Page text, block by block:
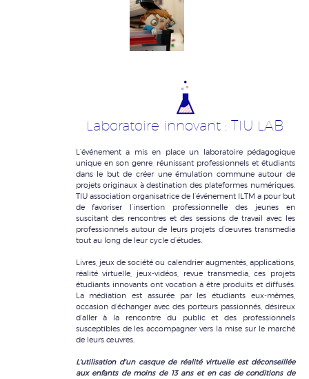
Laboratoire innovant : TIU LAB
L’événement a mis en place un laboratoire pédagogique
unique en son genre, réunissant professionnels et étudiants
dans le but de créer une émulation commune autour de
projets originaux à destination des plateformes numériques.
TIU association organisatrice de l’événement ILTM a pour but
de favoriser l’insertion professionnelle des jeunes en
suscitant des rencontres et des sessions de travail avec les
professionnels autour de leurs projets d’œuvres transmedia
tout au long de leur cycle d’études.
Livres, jeux de société ou calendrier augmentés, applications,
réalité virtuelle, jeux-vidéos, revue transmedia, ces projets
étudiants innovants ont vocation à être produits et diffusés.
La médiation est assurée par les étudiants eux-mêmes,
occasion d’échanger avec des porteurs passionnés, désireux
d’aller à la rencontre du public et des professionnels
susceptibles de les accompagner vers la mise sur le marché
de leurs œuvres.
L'utilisation d'un casque de réalité virtuelle est déconseillée
aux enfants de moins de 13 ans et en cas de conditions de